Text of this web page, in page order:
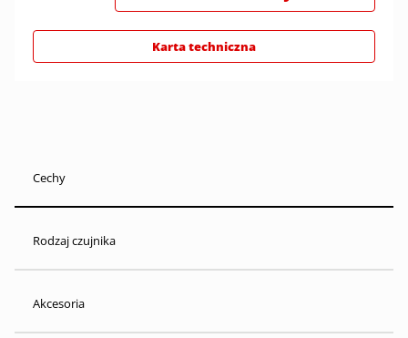
Karta techniczna
Cechy
Rodzaj czujnika
Akcesoria